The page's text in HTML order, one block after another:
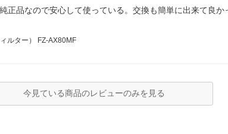
正品なので安心して使っている。交換も簡単に出来て良
ルター） FZ-AX80MF
今見ている商品のレビューのみを見る